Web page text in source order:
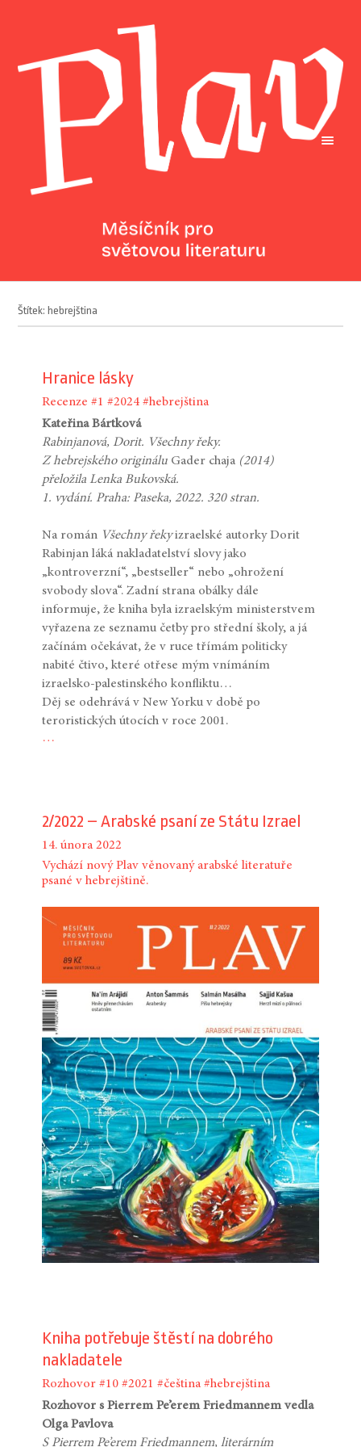
Štítek: hebrejština
Hranice lásky
Recenze #1 #2024 #hebrejština
Kateřina Bártková
Rabinjanová, Dorit. Všechny řeky.
Z hebrejského originálu Gader chaja (2014)
přeložila Lenka Bukovská.
1. vydání. Praha: Paseka, 2022. 320 stran.
Na román Všechny řekyizraelské autorky Dorit
Rabinjan láká nakladatelství slovy jako
„kontroverzní“, „bestseller“ nebo „ohrožení
svobody slova“. Zadní strana obálky dále
informuje, že kniha byla izraelským ministerstvem
vyřazena ze seznamu četby pro střední školy, a já
začínám očekávat, že v ruce třímám politicky
nabité čtivo, které otřese mým vnímáním
izraelsko-palestinského konfliktu…
Děj se odehrává v New Yorku v době po
teroristických útocích v roce 2001.
…
2/2022 – Arabské psaní ze Státu Izrael
14. února 2022
Vychází nový Plav věnovaný arabské literatuře
psané v hebrejštině.
Kniha potřebuje štěstí na dobrého
nakladatele
Rozhovor #10 #2021 #čeština #hebrejština
Rozhovor s Pierrem Pe’erem Friedmannem vedla
Olga Pavlova
S Pierrem Pe’erem Friedmannem, literárním